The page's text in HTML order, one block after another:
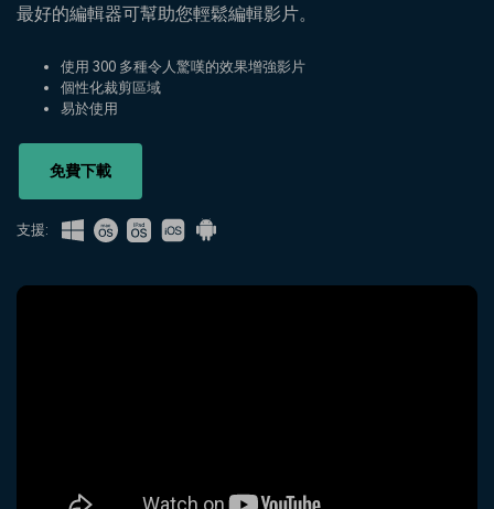
解決方案
商店
音訊
熱門人群
熱門方案
部落格
AI提示詞大全
收錄 100+ 熱門影片提示詞，快
幫助中心
我們隨時為您提供協助 如何用 Filmora 做出影響力
產品信息
立即購買 登入
最好的編輯器可幫助您輕鬆編輯影片。
使用 300 多種令人驚嘆的效果增強影片
個性化裁剪區域
易於使用
免費下載
支援: